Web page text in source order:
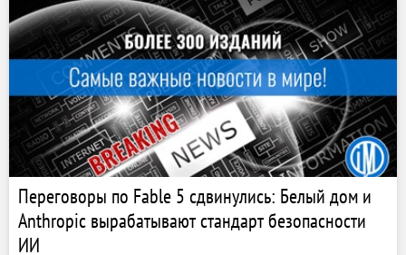
Переговоры по Fable 5 сдвинулись: Белый дом и
Anthropic вырабатывают стандарт безопасности
ИИ